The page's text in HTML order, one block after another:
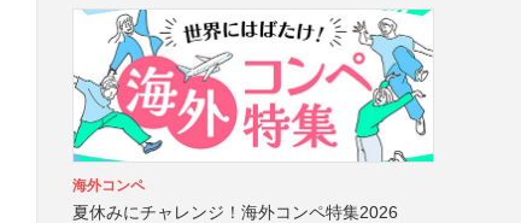
海外コンペ
夏休みにチャレンジ！海外コンペ特集2026